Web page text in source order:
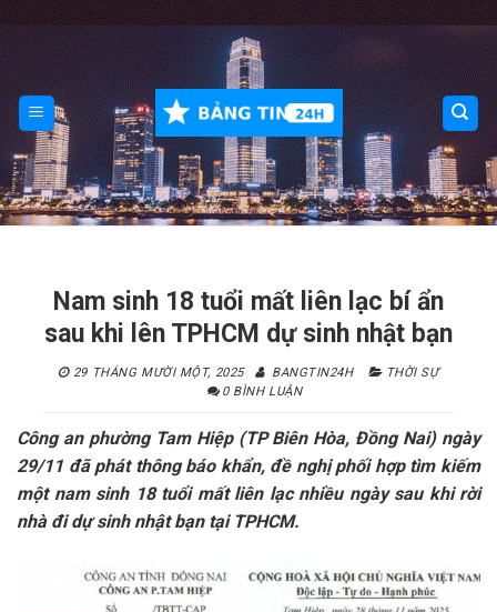
Skip
to
content
Nam sinh 18 tuổi mất liên lạc bí ẩn
sau khi lên TPHCM dự sinh nhật bạn
29 THÁNG MƯỜI MỘT, 2025 BANGTIN24H
THỜI SỰ
0 BÌNH LUẬN
Công an phường Tam Hiệp (TP Biên Hòa, Đồng Nai) ngày
29/11 đã phát thông báo khẩn, đề nghị phối hợp tìm kiếm
một nam sinh 18 tuổi mất liên lạc nhiều ngày sau khi rời
nhà đi dự sinh nhật bạn tại TPHCM.